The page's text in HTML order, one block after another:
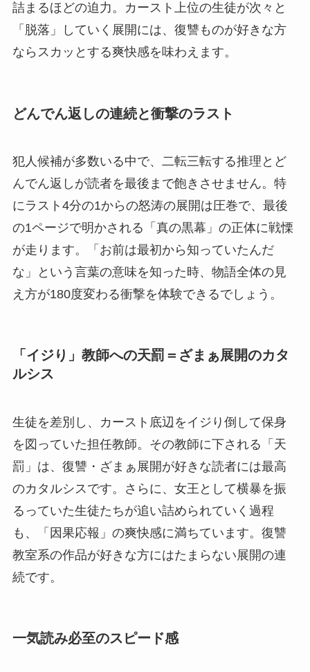
詰まるほどの迫力。カースト上位の生徒が次々と
「脱落」していく展開には、復讐ものが好きな方
ならスカッとする爽快感を味わえます。
どんでん返しの連続と衝撃のラスト
犯人候補が多数いる中で、二転三転する推理とど
んでん返しが読者を最後まで飽きさせません。特
にラスト4分の1からの怒涛の展開は圧巻で、最後
の1ページで明かされる「真の黒幕」の正体に戦慄
が走ります。「お前は最初から知っていたんだ
な」という言葉の意味を知った時、物語全体の見
え方が180度変わる衝撃を体験できるでしょう。
「イジり」教師への天罰＝ざまぁ展開のカタ
ルシス
生徒を差別し、カースト底辺をイジり倒して保身
を図っていた担任教師。その教師に下される「天
罰」は、復讐・ざまぁ展開が好きな読者には最高
のカタルシスです。さらに、女王として横暴を振
るっていた生徒たちが追い詰められていく過程
も、「因果応報」の爽快感に満ちています。復讐
教室系の作品が好きな方にはたまらない展開の連
続です。
一気読み必至のスピード感